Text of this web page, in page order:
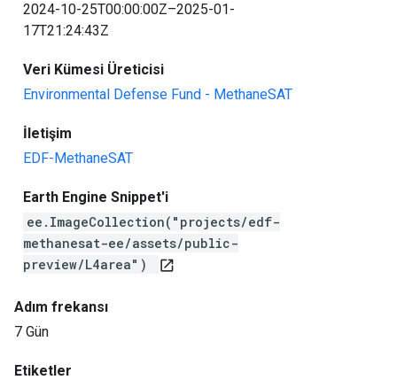
2024-10-25T00:00:00Z–2025-01-
17T21:24:43Z
Veri Kümesi Üreticisi
Environmental Defense Fund - MethaneSAT
İletişim
EDF-MethaneSAT
Earth Engine Snippet'i
ee.ImageCollection("projects/edf-
methanesat-ee/assets/public-
preview/L4area")
open_in_new
Adım frekansı
7 Gün
Etiketler